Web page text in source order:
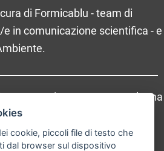
di Formicablu - team di
in comunicazione scientifica - e
Maggiore, 6 - 40124 Bologna
IBAN: IT 88 R 02008 02435
cookie, piccoli file di testo che
dal browser sul dispositivo